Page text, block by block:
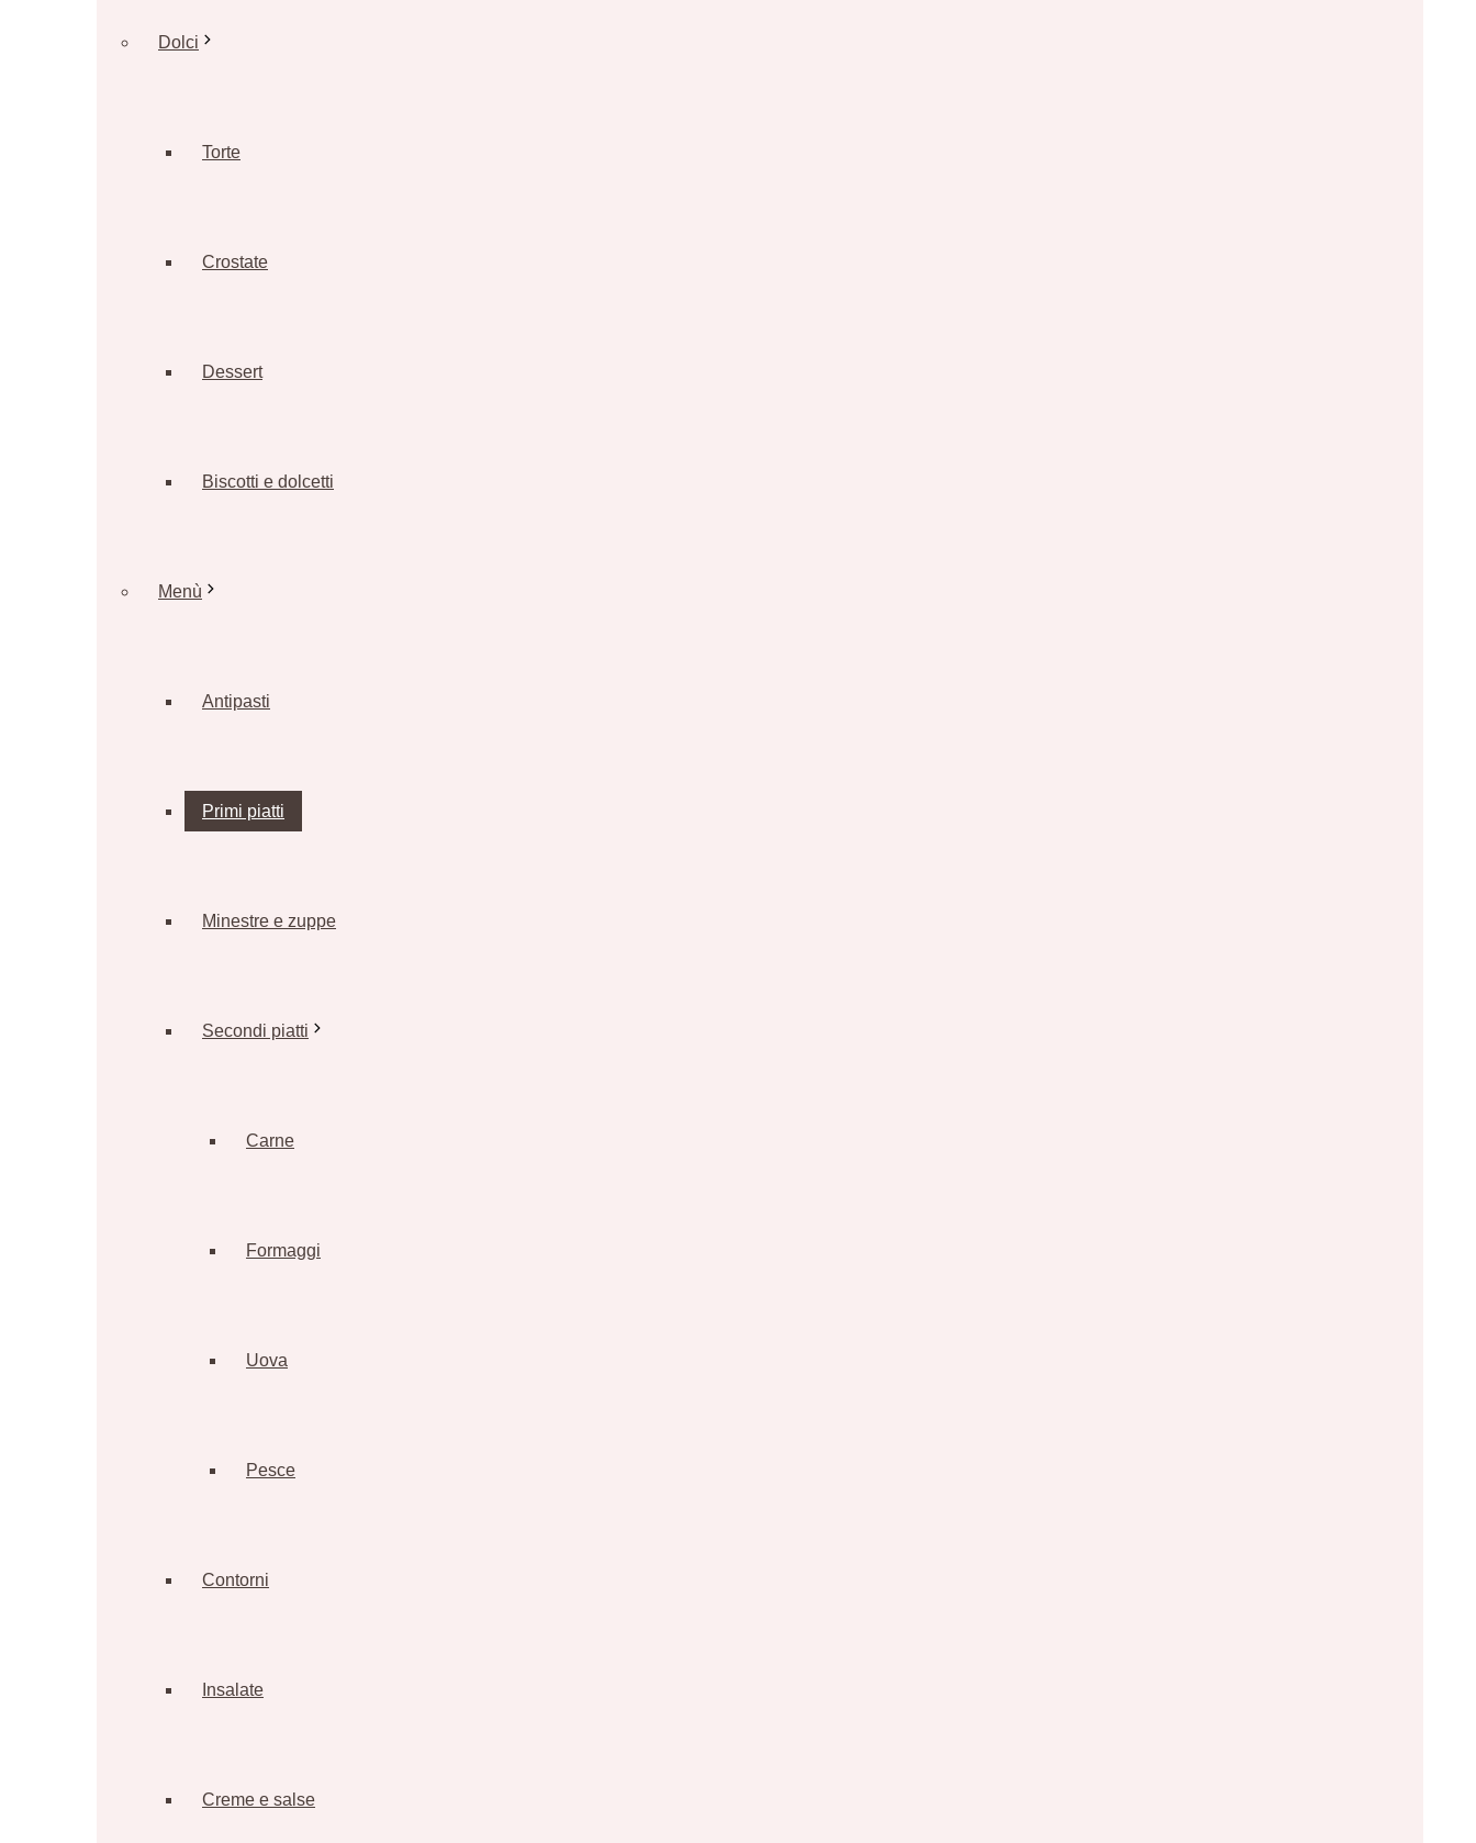
Dolci
Torte
Crostate
Dessert
Biscotti e dolcetti
Menù
Antipasti
Primi piatti
Minestre e zuppe
Secondi piatti
Carne
Formaggi
Uova
Pesce
Contorni
Insalate
Creme e salse